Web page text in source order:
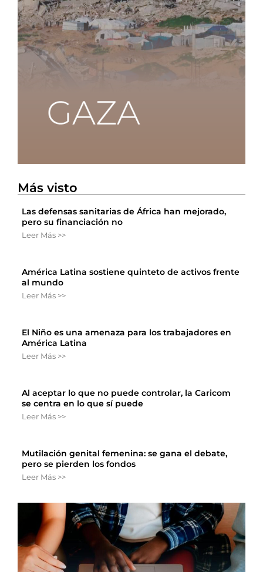
Más visto
Las defensas sanitarias de África han mejorado,
pero su financiación no
Leer Más >>
América Latina sostiene quinteto de activos frente
al mundo
Leer Más >>
El Niño es una amenaza para los trabajadores en
América Latina
Leer Más >>
Al aceptar lo que no puede controlar, la Caricom
se centra en lo que sí puede
Leer Más >>
Mutilación genital femenina: se gana el debate,
pero se pierden los fondos
Leer Más >>